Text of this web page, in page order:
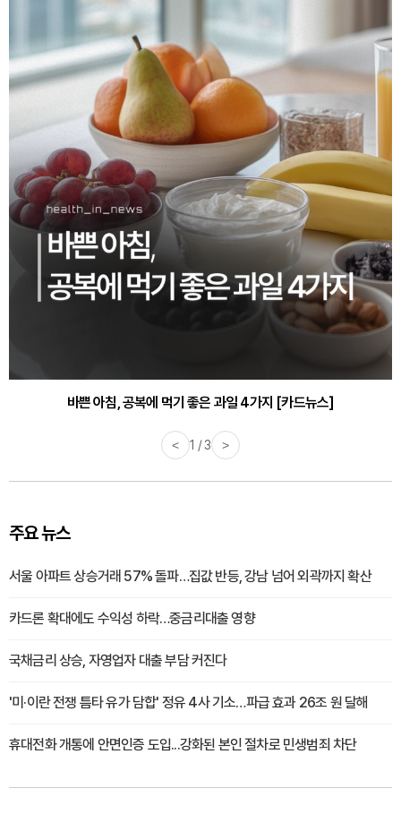
바쁜 아침, 공복에 먹기 좋은 과일 4가지 [카드뉴스]
30대부터 유병률 2배...여자에게 꼭 필요한 검사는? [카드뉴스]
< 1 / 3 >
주요 뉴스
서울 아파트 상승거래 57% 돌파…집값 반등, 강남 넘어 외곽까지 확산
카드론 확대에도 수익성 하락…중금리대출 영향
국채금리 상승, 자영업자 대출 부담 커진다
'미·이란 전쟁 틈타 유가 담합' 정유 4사 기소…파급 효과 26조 원 달해
휴대전화 개통에 안면인증 도입...강화된 본인 절차로 민생범죄 차단